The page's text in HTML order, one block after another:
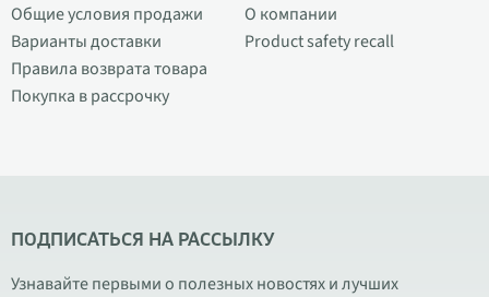
Общие условия продажи
Варианты доставки
Правила возврата товара
Покупка в рассрочку
О компании
Product safety recall
ПОДПИСАТЬСЯ НА РАССЫЛКУ
Узнавайте первыми о полезных новостях и лучших